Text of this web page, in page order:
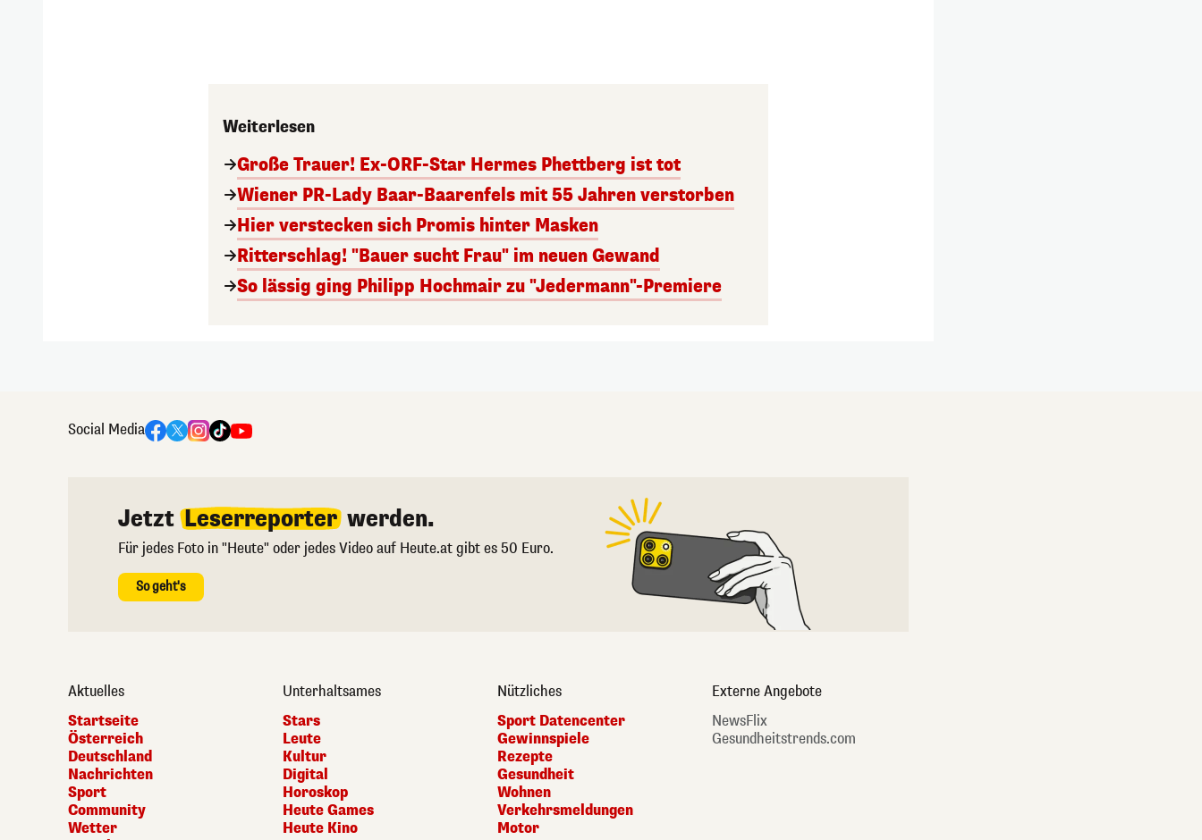
Weiterlesen
Große Trauer! Ex-ORF-Star Hermes Phettberg ist tot
Wiener PR-Lady Baar-Baarenfels mit 55 Jahren verstorben
Hier verstecken sich Promis hinter Masken
Ritterschlag! "Bauer sucht Frau" im neuen Gewand
So lässig ging Philipp Hochmair zu "Jedermann"-Premiere
Social Media
Jetzt Leserreporter werden.
Für jedes Foto in "Heute" oder jedes Video auf Heute.at gibt es 50 Euro.
So geht's
Aktuelles
Startseite
Österreich
Deutschland
Nachrichten
Sport
Community
Wetter
Unterhaltsames
Stars
Leute
Kultur
Digital
Horoskop
Heute Games
Heute Kino
Nützliches
Sport Datencenter
Gewinnspiele
Rezepte
Gesundheit
Wohnen
Verkehrsmeldungen
Motor
Externe Angebote
NewsFlix
Gesundheitstrends.com